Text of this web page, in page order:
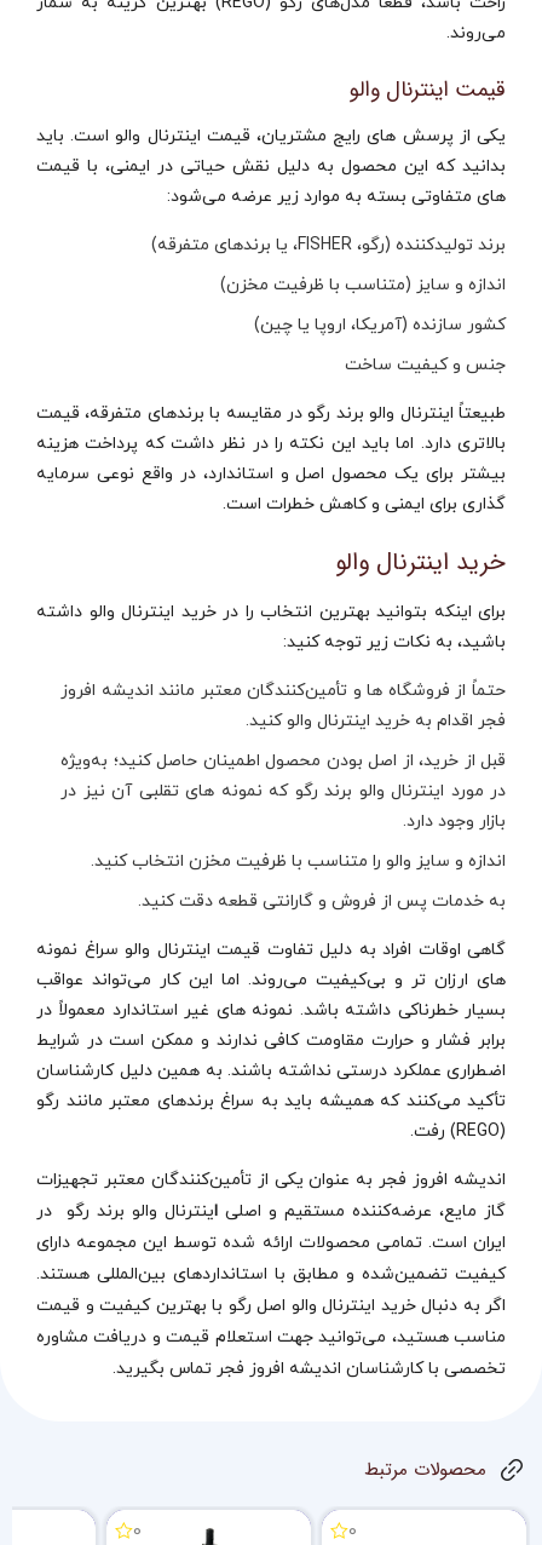
می‌روند.
قیمت اینترنال والو
یکی از پرسش‌ های رایج مشتریان، قیمت اینترنال والو است. باید
بدانید که این محصول به دلیل نقش حیاتی در ایمنی، با قیمت‌
های متفاوتی بسته به موارد زیر عرضه می‌شود:
برند تولیدکننده (رگو، FISHER، یا برندهای متفرقه)
اندازه و سایز (متناسب با ظرفیت مخزن)
کشور سازنده (آمریکا، اروپا یا چین)
جنس و کیفیت ساخت
طبیعتاً اینترنال والو برند رگو در مقایسه با برندهای متفرقه، قیمت
بالاتری دارد. اما باید این نکته را در نظر داشت که پرداخت هزینه
بیشتر برای یک محصول اصل و استاندارد، در واقع نوعی سرمایه‌
گذاری برای ایمنی و کاهش خطرات است.
خرید اینترنال والو
برای اینکه بتوانید بهترین انتخاب را در خرید اینترنال والو داشته
باشید، به نکات زیر توجه کنید:
حتماً از فروشگاه‌ ها و تأمین‌کنندگان معتبر مانند اندیشه افروز
فجر اقدام به خرید اینترنال والو کنید.
قبل از خرید، از اصل بودن محصول اطمینان حاصل کنید؛ به‌ویژه
در مورد اینترنال والو برند رگو که نمونه‌ های تقلبی آن نیز در
بازار وجود دارد.
اندازه و سایز والو را متناسب با ظرفیت مخزن انتخاب کنید.
به خدمات پس از فروش و گارانتی قطعه دقت کنید.
گاهی اوقات افراد به دلیل تفاوت قیمت اینترنال والو سراغ نمونه‌
های ارزان‌ تر و بی‌کیفیت می‌روند. اما این کار می‌تواند عواقب
بسیار خطرناکی داشته باشد. نمونه‌ های غیر استاندارد معمولاً در
برابر فشار و حرارت مقاومت کافی ندارند و ممکن است در شرایط
اضطراری عملکرد درستی نداشته باشند. به همین دلیل کارشناسان
تأکید می‌کنند که همیشه باید به سراغ برندهای معتبر مانند رگو
(REGO) رفت.
اندیشه افروز فجر به‌ عنوان یکی از تأمین‌کنندگان معتبر تجهیزات
گاز مایع، عرضه‌کننده مستقیم و اصلی اینترنال والو برند رگو در
ایران است. تمامی محصولات ارائه‌ شده توسط این مجموعه دارای
کیفیت تضمین‌شده و مطابق با استانداردهای بین‌المللی هستند.
اگر به دنبال خرید اینترنال والو اصل رگو با بهترین کیفیت و قیمت
مناسب هستید، می‌توانید جهت استعلام قیمت و دریافت مشاوره
تخصصی با کارشناسان اندیشه افروز فجر تماس بگیرید.
محصولات مرتبط
0
0